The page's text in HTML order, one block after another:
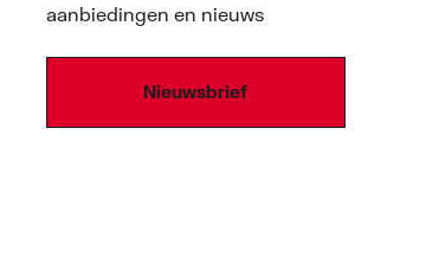
aanbiedingen en nieuws
Nieuwsbrief